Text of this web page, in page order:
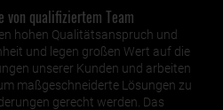
von qualifiziertem Team
hohen Qualitätsanspruch und
und legen großen Wert auf die
unserer Kunden und arbeiten
maßgeschneiderte Lösungen zu
gerecht werden. Das